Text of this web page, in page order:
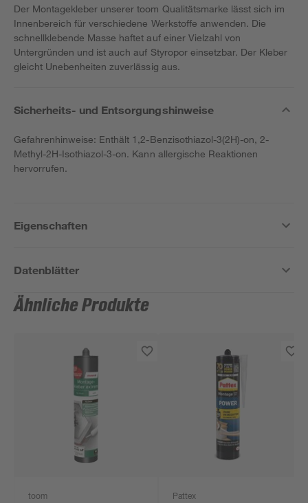
Der Montagekleber unserer toom Qualitätsmarke lässt sich im
Innenbereich für verschiedene Werkstoffe anwenden. Die
schnellklebende Masse haftet auf einer Vielzahl von
Untergründen und ist auch auf Styropor einsetzbar. Der Kleber
gleicht Unebenheiten zuverlässig aus.
Sicherheits- und Entsorgungshinweise
Gefahrenhinweise: Enthält 1,2-Benzisothiazol-3(2H)-on, 2-
Methyl-2H-Isothiazol-3-on. Kann allergische Reaktionen
hervorrufen.
Eigenschaften
Datenblätter
Ähnliche Produkte
toom Pattex